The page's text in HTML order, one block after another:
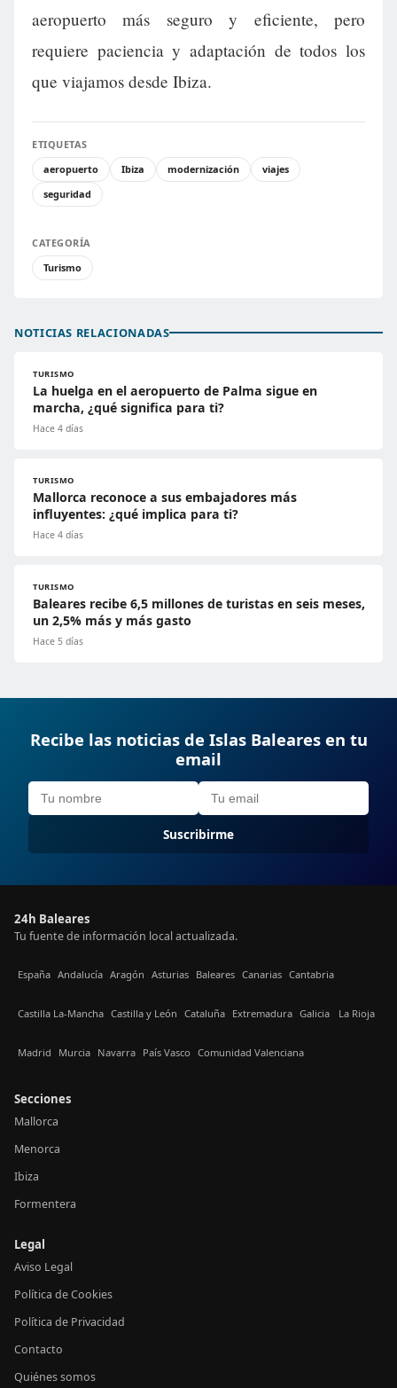
aeropuerto más seguro y eficiente, pero
requiere paciencia y adaptación de todos los
que viajamos desde Ibiza.
ETIQUETAS
aeropuerto
Ibiza modernización
viajes
seguridad
CATEGORÍA
Turismo
NOTICIAS RELACIONADAS
TURISMO
La huelga en el aeropuerto de Palma sigue en
marcha, ¿qué significa para ti?
Hace 4 días
TURISMO
Mallorca reconoce a sus embajadores más
influyentes: ¿qué implica para ti?
Hace 4 días
TURISMO
Baleares recibe 6,5 millones de turistas en seis meses,
un 2,5% más y más gasto
Hace 5 días
Recibe las noticias de Islas Baleares en tu
email
Suscribirme
24h Baleares
Tu fuente de información local actualizada.
España Andalucía Aragón Asturias Baleares Canarias Cantabria
Castilla La-Mancha Castilla y León Cataluña Extremadura Galicia La Rioja
Madrid Murcia Navarra País Vasco Comunidad Valenciana
Secciones
Mallorca
Menorca
Ibiza
Formentera
Legal
Aviso Legal
Política de Cookies
Política de Privacidad
Contacto
Quiénes somos